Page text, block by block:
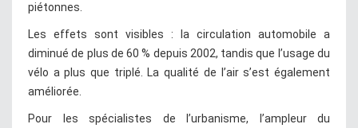
piétonnes.
Les effets sont visibles : la circulation automobile a
diminué de plus de 60 % depuis 2002, tandis que l’usage du
vélo a plus que triplé. La qualité de l’air s’est également
améliorée.
Pour les spécialistes de l’urbanisme, l’ampleur du